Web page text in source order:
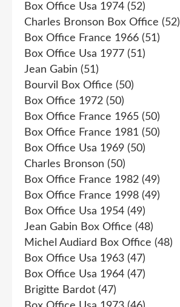
Box Office Usa 1974 (52)
Charles Bronson Box Office (52)
Box Office France 1966 (51)
Box Office Usa 1977 (51)
Jean Gabin (51)
Bourvil Box Office (50)
Box Office 1972 (50)
Box Office France 1965 (50)
Box Office France 1981 (50)
Box Office Usa 1969 (50)
Charles Bronson (50)
Box Office France 1982 (49)
Box Office France 1998 (49)
Box Office Usa 1954 (49)
Jean Gabin Box Office (48)
Michel Audiard Box Office (48)
Box Office Usa 1963 (47)
Box Office Usa 1964 (47)
Brigitte Bardot (47)